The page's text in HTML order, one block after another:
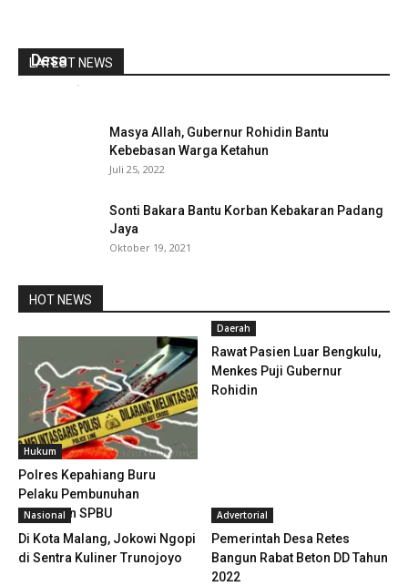
LATEST NEWS
Desa
-
Masya Allah, Gubernur Rohidin Bantu
Kebebasan Warga Ketahun
Juli 25, 2022
Sonti Bakara Bantu Korban Kebakaran Padang
Jaya
Oktober 19, 2021
HOT NEWS
Hukum
Polres Kepahiang Buru
Pelaku Pembunuhan
Karyawan SPBU
Daerah
Rawat Pasien Luar Bengkulu,
Menkes Puji Gubernur
Rohidin
Nasional
Di Kota Malang, Jokowi Ngopi
di Sentra Kuliner Trunojoyo
Advertorial
Pemerintah Desa Retes
Bangun Rabat Beton DD Tahun
2022